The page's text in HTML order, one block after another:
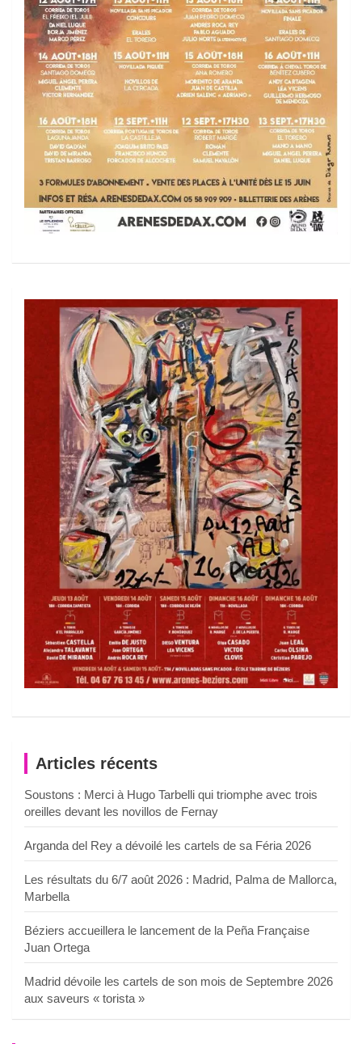
Articles récents
Soustons : Merci à Hugo Tarbelli qui triomphe avec trois
oreilles devant les novillos de Fernay
Arganda del Rey a dévoilé les cartels de sa Féria 2026
Les résultats du 6/7 août 2026 : Madrid, Palma de Mallorca,
Marbella
Béziers accueillera le lancement de la Peña Française
Juan Ortega
Madrid dévoile les cartels de son mois de Septembre 2026
aux saveurs « torista »